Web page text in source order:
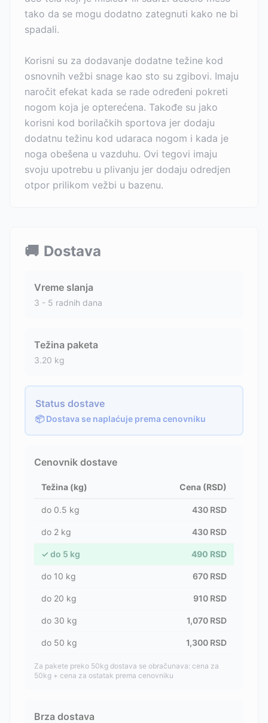
tako da se mogu dodatno zategnuti kako ne bi
spadali.
Korisni su za dodavanje dodatne težine kod
osnovnih vežbi snage kao sto su zgibovi. Imaju
naročit efekat kada se rade određeni pokreti
nogom koja je opterećena. Takođe su jako
korisni kod borilačkih sportova jer dodaju
dodatnu težinu kod udaraca nogom i kada je
noga obešena u vazduhu. Ovi tegovi imaju
svoju upotrebu u plivanju jer dodaju odredjen
otpor prilikom vežbi u bazenu.
🚚 Dostava
Vreme slanja
3 - 5 radnih dana
Težina paketa
3.20 kg
Status dostave
📦 Dostava se naplaćuje prema cenovniku
Cenovnik dostave
Težina (kg) Cena (RSD)
do 0.5 kg 430 RSD
do 2 kg 430 RSD
✓ do 5 kg 490 RSD
do 10 kg 670 RSD
do 20 kg 910 RSD
do 30 kg 1,070 RSD
do 50 kg 1,300 RSD
Za pakete preko 50kg dostava se obračunava: cena za
50kg + cena za ostatak prema cenovniku
Brza dostava